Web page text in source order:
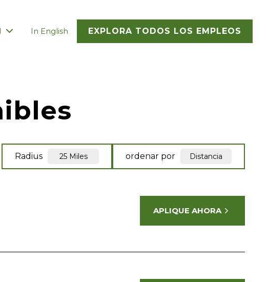
In English EXPLORA TODOS LOS EMPLEOS
Radius 25 Miles ordenar por Distancia
APLIQUE AHORA